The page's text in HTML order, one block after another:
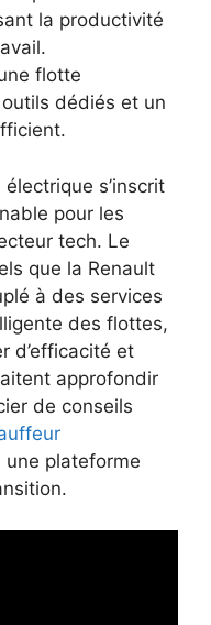
la productivité
flotte
dédiés et un
s’inscrit
pour les
tech. Le
que la Renault
à des services
des flottes,
d’efficacité et
approfondir
de conseils
une plateforme